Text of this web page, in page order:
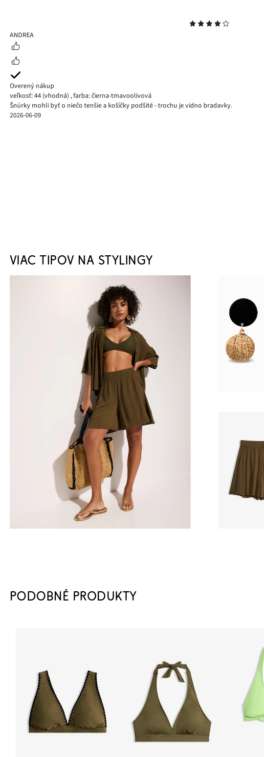
4
ANDREA
Overený nákup
veľkosť: 44 (vhodná) ,farba: čierna-tmavoolivová
Šnúrky mohli byť o niečo tenšie a košíčky podšité - trochu je vidno bradavky.
2026-06-09
VIAC TIPOV NA STYLINGY
PODOBNÉ PRODUKTY